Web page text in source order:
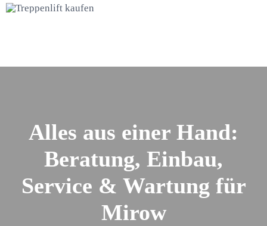
Alles aus einer Hand:
Beratung, Einbau,
Service & Wartung für
Mirow